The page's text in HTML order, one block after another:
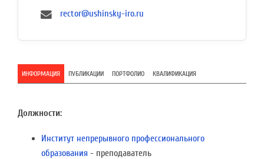
rector@ushinsky-iro.ru
ИНФОРМАЦИЯ ПУБЛИКАЦИИ ПОРТФОЛИО КВАЛИФИКАЦИЯ
Должности:
Институт непрерывного профессионального
образования - преподаватель